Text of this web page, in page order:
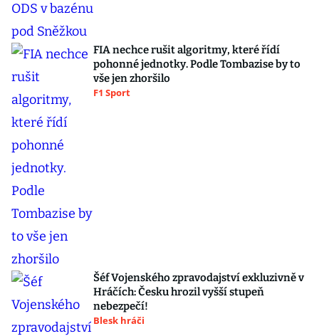
FIA nechce rušit algoritmy, které řídí
pohonné jednotky. Podle Tombazise by to
vše jen zhoršilo
F1 Sport
Šéf Vojenského zpravodajství exkluzivně v
Hráčích: Česku hrozil vyšší stupeň
nebezpečí!
Blesk hráči